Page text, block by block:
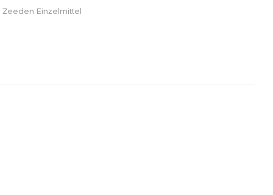
Zeeden Einzelmittel